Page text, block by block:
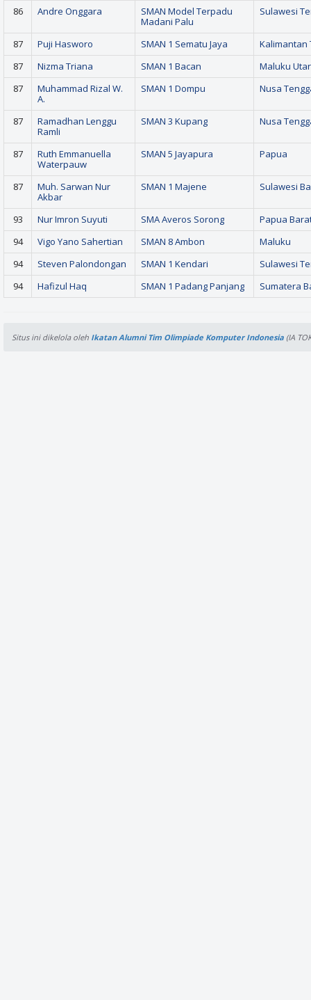
86 Andre Onggara
SMAN Model Terpadu
Madani Palu
Sulawesi
87 Puji Hasworo SMAN 1 Sematu Jaya
Kalimantan
87
Nizma Triana SMAN 1 Bacan
Maluku
87
Muhammad Rizal W.
A.
SMAN 1 Dompu Nusa
87
Ramadhan Lenggu
Ramli
SMAN 3 Kupang Nusa
87
Ruth Emmanuella
Waterpauw
SMAN 5 Jayapura Papua
87
Muh. Sarwan Nur
Akbar
SMAN 1 Majene Sulawesi
93 Nur Imron Suyuti SMA Averos Sorong
Papua
94
Vigo Yano Sahertian SMAN 8 Ambon
Maluku
94
Steven Palondongan SMAN 1 Kendari
Sulawesi
94
Hafizul Haq SMAN 1 Padang Panjang Sumatera
Situs ini dikelola oleh Ikatan Alumni Tim Olimpiade Komputer Indonesia (IA